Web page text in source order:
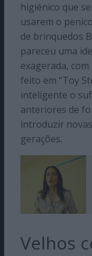
higiénico que
usarem o
de brinquedos
pareceu uma
exagerada,
feito em “Toy
inteligente o
anteriores de
introduzir
gerações.
Velhos